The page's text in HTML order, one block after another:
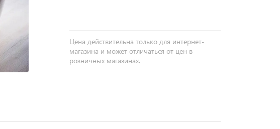
Цена действительна только для интернет-
магазина и может отличаться от цен в
розничных магазинах.